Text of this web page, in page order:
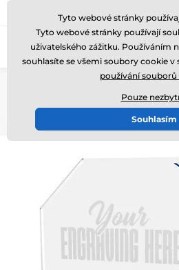
Zavolejte nám (Po-Pá 8-17)
Tyto webové stránky
Tyto webové stránky používají
uživatelského zážitku. Používáním
souhlasíte se všemi soubory cookie v
používání souborů
Pouze
Souhlasím